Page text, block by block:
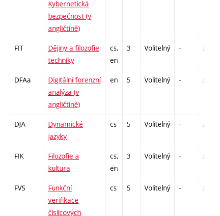
Kybernetická
bezpečnost (v
angličtině)
FIT
Dějiny a filozofie
techniky
cs,
en
3 Volitelný - zá
DFAa
Digitální forenzní
analýza (v
angličtině)
en 5 Volitelný - zk
DJA
Dynamické
jazyky
cs 5 Volitelný - zk
FIK
Filozofie a
kultura
cs,
en
3 Volitelný - zá
FVS
Funkční
verifikace
číslicových
cs 5 Volitelný - zk